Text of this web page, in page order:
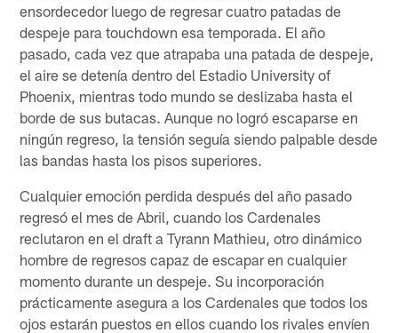
ensordecedor luego de regresar cuatro patadas de
despeje para touchdown esa temporada. El año
pasado, cada vez que atrapaba una patada de despeje,
el aire se detenía dentro del Estadio University of
Phoenix, mientras todo mundo se deslizaba hasta el
borde de sus butacas. Aunque no logró escaparse en
ningún regreso, la tensión seguía siendo palpable desde
las bandas hasta los pisos superiores.
Cualquier emoción perdida después del año pasado
regresó el mes de Abril, cuando los Cardenales
reclutaron en el draft a Tyrann Mathieu, otro dinámico
hombre de regresos capaz de escapar en cualquier
momento durante un despeje. Su incorporación
prácticamente asegura a los Cardenales que todos los
ojos estarán puestos en ellos cuando los rivales envíen